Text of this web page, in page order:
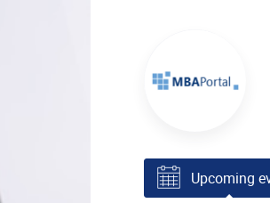
Upcoming